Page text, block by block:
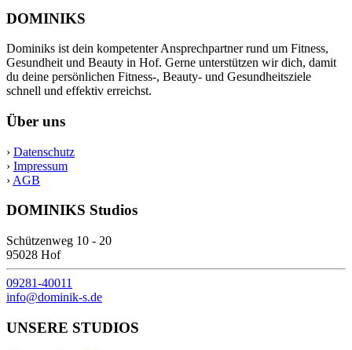
DOMINIKS
Dominiks ist dein kompetenter Ansprechpartner rund um Fitness,
Gesundheit und Beauty in Hof. Gerne unterstützen wir dich, damit
du deine persönlichen Fitness-, Beauty- und Gesundheitsziele
schnell und effektiv erreichst.
Über uns
› Datenschutz
› Impressum
› AGB
DOMINIKS Studios
Schützenweg 10 - 20
95028 Hof
09281-40011
info@dominik-s.de
UNSERE STUDIOS